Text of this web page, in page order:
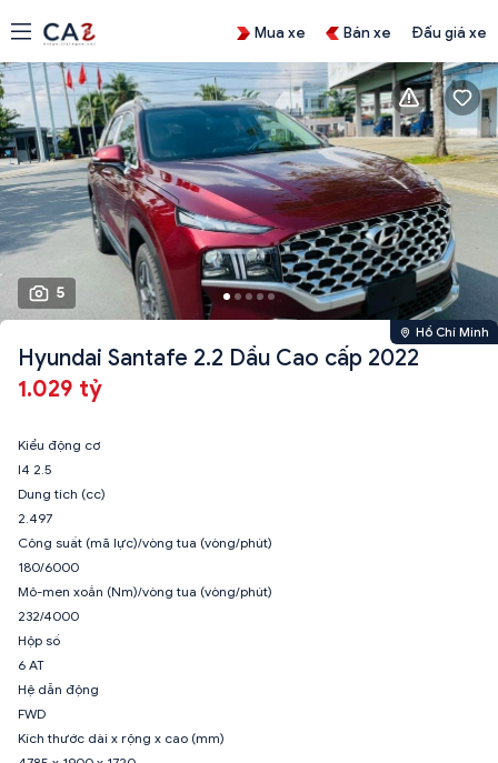
Mua xe Bán xe Đấu giá xe
5
Hồ Chí Minh
Hyundai Santafe 2.2 Dầu Cao cấp 2022
1.029 tỷ
Kiểu động cơ
I4 2.5
Dung tích (cc)
2.497
Công suất (mã lực)/vòng tua (vòng/phút)
180/6000
Mô-men xoắn (Nm)/vòng tua (vòng/phút)
232/4000
Hộp số
6 AT
Hệ dẫn động
FWD
Kích thước dài x rộng x cao (mm)